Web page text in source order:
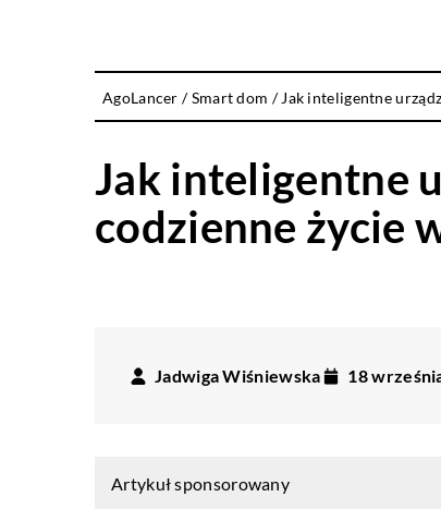
AgoLancer /Smart dom / Jak inteligentne
Jak inteligentne
codzienne życie
Jadwiga Wiśniewska 18
Artykuł sponsorowany